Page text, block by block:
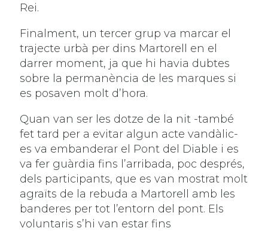
Rei.
Finalment, un tercer grup va marcar el
trajecte urbà per dins Martorell en el
darrer moment, ja que hi havia dubtes
sobre la permanència de les marques si
es posaven molt d’hora.
Quan van ser les dotze de la nit -també
fet tard per a evitar algun acte vandàlic-
es va embanderar el Pont del Diable i es
va fer guàrdia fins l’arribada, poc després,
dels participants, que es van mostrat molt
agraïts de la rebuda a Martorell amb les
banderes per tot l’entorn del pont. Els
voluntaris s’hi van estar fins